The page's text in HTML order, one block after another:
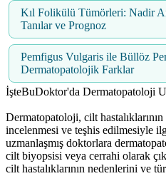
Kıl Folikülü Tümörleri: Nadir
Tanılar ve Prognoz
Pemfigus Vulgaris ile Büllöz
Dermatopatolojik Farklar
İşteBuDoktor'da Dermatopatoloji
Dermatopatoloji, cilt
incelenmesi ve teşhis edilmesiyle
uzmanlaşmış doktorlara
cilt biyopsisi veya cerrahi olarak
cilt hastalıklarının nedenlerini ve